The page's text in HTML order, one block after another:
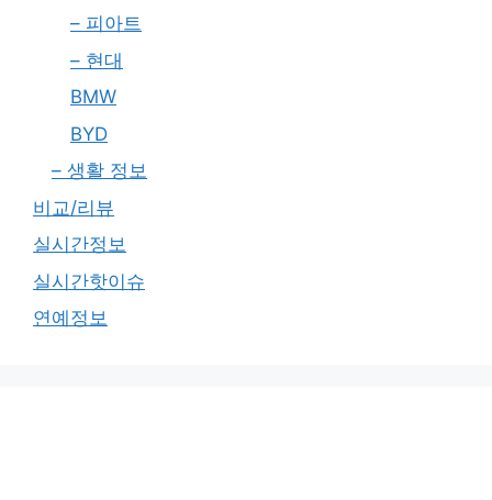
– 피아트
– 현대
BMW
BYD
– 생활 정보
비교/리뷰
실시간정보
실시간핫이슈
연예정보